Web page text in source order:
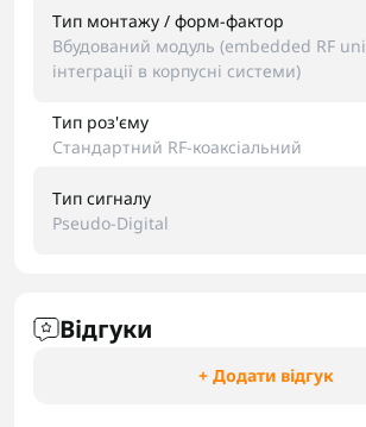
Тип монтажу / форм-фактор
Вбудований модуль (embedded RF
інтеграції в корпусні системи)
Тип роз'єму
Стандартний RF-коаксіальний
Тип сигналу
Pseudo-Digital
Відгуки
+ Додати відгук